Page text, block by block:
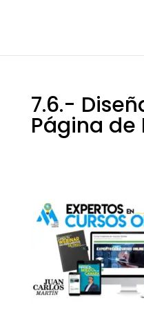
7.6.-
Página de